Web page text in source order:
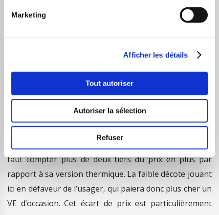
Marketing
Afficher les détails
Tout autoriser
Autoriser la sélection
Refuser
voir des zones de chargement totalement occupées,
Les voitures électriques sont plus coûteuses,
notamment parce que plus récentes. En effet, en raison
de la nouveauté de cette technologie et des avantages
écologiques, les constructeurs n’hésitent pas à les
vendre au prix fort. Chez Peugeot par exemple, pour
faut compter plus de deux tiers du prix en plus par
rapport à sa version thermique. La faible décote jouant
ici en défaveur de l’usager, qui paiera donc plus cher un
VE d’occasion. Cet écart de prix est particulièrement